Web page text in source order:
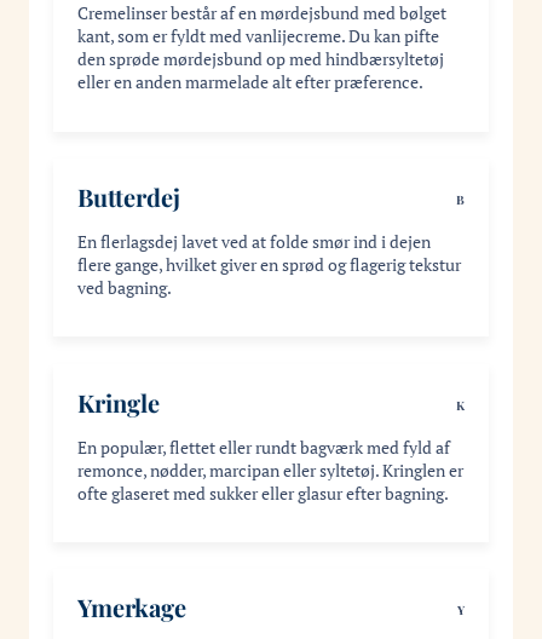
Cremelinser består af en mørdejsbund med bølget
kant, som er fyldt med vanlijecreme. Du kan pifte
den sprøde mørdejsbund op med hindbærsyltetøj
eller en anden marmelade alt efter præference.
Butterdej B
En flerlagsdej lavet ved at folde smør ind i dejen
flere gange, hvilket giver en sprød og flagerig tekstur
ved bagning.
Kringle K
En populær, flettet eller rundt bagværk med fyld af
remonce, nødder, marcipan eller syltetøj. Kringlen er
ofte glaseret med sukker eller glasur efter bagning.
Ymerkage Y